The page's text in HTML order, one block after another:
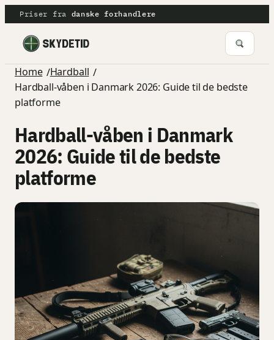
Spring
til
indhold
Priser fra danske forhandlere
Home /Hardball /
Hardball-våben i Danmark 2026: Guide til de bedste
platforme
Hardball-våben i Danmark
2026: Guide til de bedste
platforme